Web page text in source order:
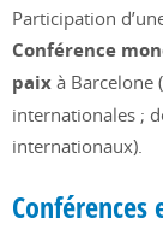
Participation
Conférence
paix à Barcelone
internationales ;
internationaux).
Conférences